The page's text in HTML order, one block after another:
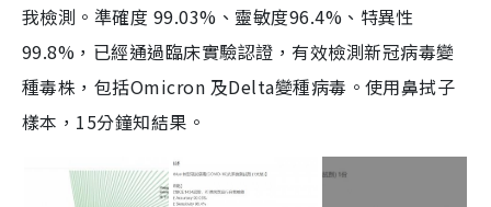
我檢測。準確度 99.03%、靈敏度96.4%、特異性
99.8%，已經通過臨床實驗認證，有效檢測新冠病毒變
種毒株，包括Omicron 及Delta變種病毒。使用鼻拭子
樣本，15分鐘知結果。